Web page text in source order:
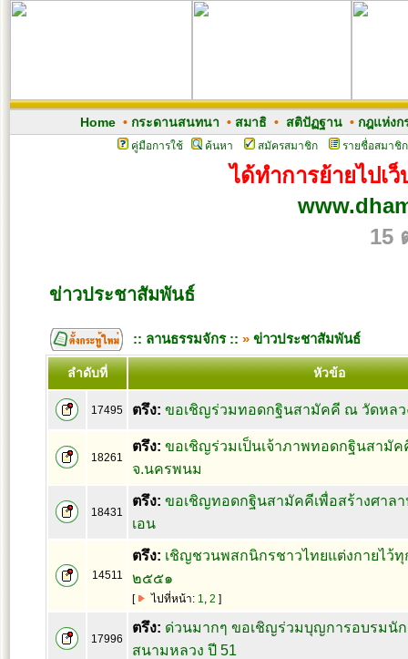
Home• กระดานสนทนา • สมาธิ• สติปัฏฐาน• กฎแห่งก
คู่มือการใช้ ค้นหา สมัครสมาชิก รายชื่อสมาชิก
ได้ทำการย้ายไปเ
15
ข่าวประชาสัมพันธ์
:: ลานธรรมจักร :: » ข่าวประชาสัมพันธ์
ลำดับที่ หัวข้อ
17495 ตรึง: ขอเชิญร่วมทอดกฐินสามัคคี ณ วัดหลว
18261
ตรึง: ขอเชิญร่วมเป็นเจ้าภาพทอดกฐินสามั
จ.นครพนม
18431
ตรึง: ขอเชิญทอดกฐินสามัคคีเพื่อสร้างศาล
เอน
14511
ตรึง: เชิญชวนพสกนิกรชาวไทยแต่งกายไว้
๒๕๕๑
[ ไปที่หน้า: 1, 2 ]
17996
ตรึง: ด่วนมากๆ ขอเชิญร่วมบุญการอบรมนั
สนามหลวง ปี 51